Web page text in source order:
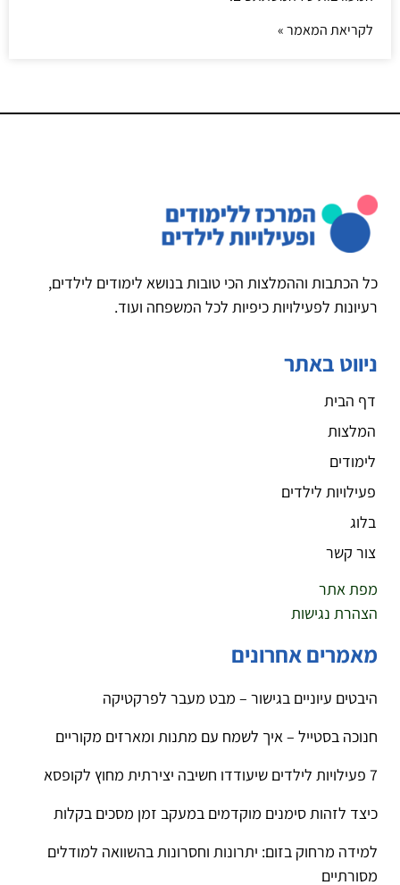
לקריאת המאמר »
כל הכתבות וההמלצות הכי טובות בנושא לימודים לילדים,
רעיונות לפעילויות כיפיות לכל המשפחה ועוד.
ניווט באתר
דף הבית
המלצות
לימודים
פעילויות לילדים
בלוג
צור קשר
מפת אתר
הצהרת נגישות
מאמרים אחרונים
היבטים עיוניים בגישור – מבט מעבר לפרקטיקה
חנוכה בסטייל – איך לשמח עם מתנות ומארזים מקוריים
7 פעילויות לילדים שיעודדו חשיבה יצירתית מחוץ לקופסא
כיצד לזהות סימנים מוקדמים במעקב זמן מסכים בקלות
למידה מרחוק בזום: יתרונות וחסרונות בהשוואה למודלים
מסורתיים